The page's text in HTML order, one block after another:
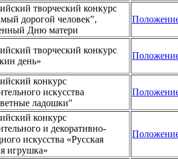
творческий конкурс
дорогой человек",
Дню матери
творческий конкурс
день»
конкурс
искусства
ладошки"
конкурс
и декоративно-
искусства «Русская
игрушка»